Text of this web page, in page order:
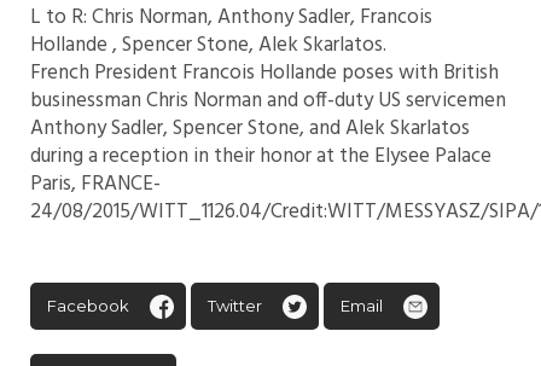
L to R: Chris Norman, Anthony Sadler, Francois
Hollande , Spencer Stone, Alek Skarlatos.
French President Francois Hollande poses with British
businessman Chris Norman and off-duty US servicemen
Anthony Sadler, Spencer Stone, and Alek Skarlatos
during a reception in their honor at the Elysee Palace
Paris, FRANCE-
24/08/2015/WITT_1126.04/Credit:WITT/MESSYASZ/SIPA/
Facebook Twitter Email